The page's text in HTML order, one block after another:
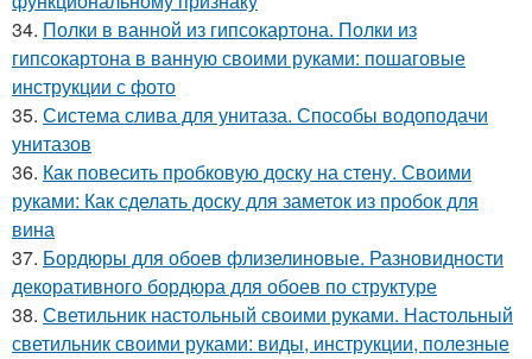
34. Полки в ванной из гипсокартона. Полки из
гипсокартона в ванную своими руками: пошаговые
инструкции с фото
35. Система слива для унитаза. Способы водоподачи
унитазов
36. Как повесить пробковую доску на стену. Своими
руками: Как сделать доску для заметок из пробок для
вина
37. Бордюры для обоев флизелиновые. Разновидности
декоративного бордюра для обоев по структуре
38. Светильник настольный своими руками. Настольный
светильник своими руками: виды, инструкции, полезные